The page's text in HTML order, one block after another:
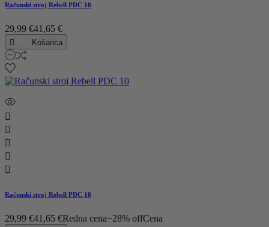
Računski stroj Rebell PDC 10
29,99 €41,65 €
 Košarica





Računski stroj Rebell PDC 10
29,99 €41,65 €Redna cena−28% offCena